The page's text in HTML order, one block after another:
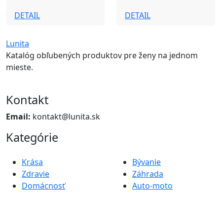
DETAIL DETAIL
Lunita
Katalóg obľubených produktov pre ženy na jednom
mieste.
Kontakt
Email: kontakt@lunita.sk
Kategórie
Krása
Zdravie
Domácnosť
Bývanie
Záhrada
Auto-moto